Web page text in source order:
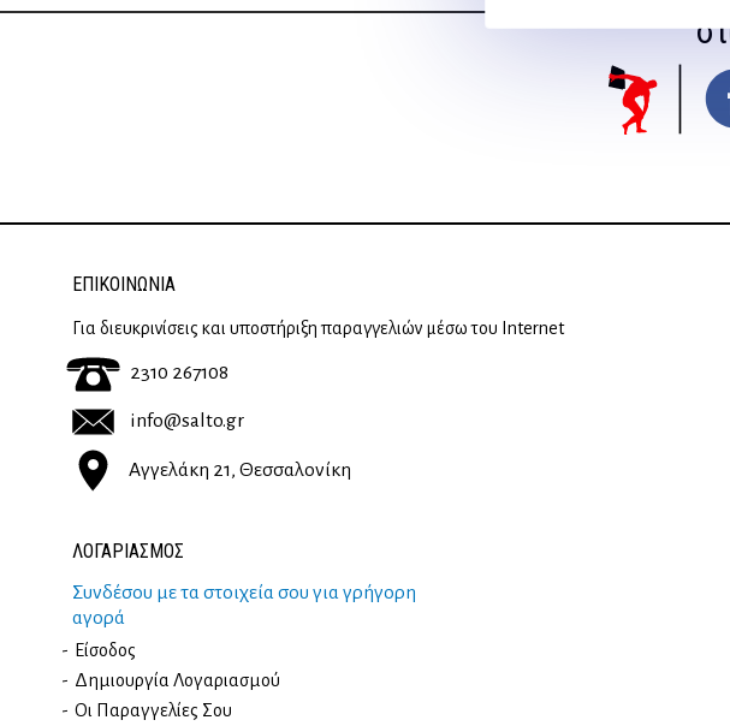
ΕΠΙΚΟΙΝΩΝΊΑ
Για διευκρινίσεις και υποστήριξη παραγγελιών μέσω του Internet
2310 267108
info@salto.gr
Αγγελάκη 21, Θεσσαλονίκη
ΛΟΓΑΡΙΑΣΜΟΣ
Συνδέσου με τα στοιχεία σου για γρήγορη
αγορά
Είσοδος
Δημιουργία Λογαριασμού
Οι Παραγγελίες Σου